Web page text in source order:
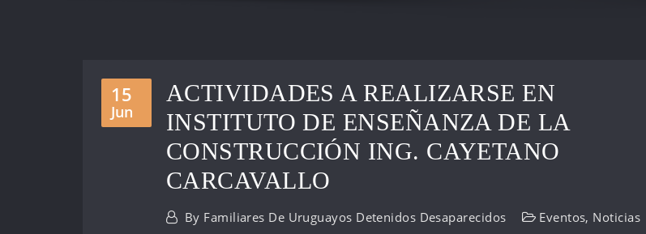
15
Jun
ACTIVIDADES A REALIZARSE EN
INSTITUTO DE ENSEÑANZA DE LA
CONSTRUCCIÓN ING. CAYETANO
CARCAVALLO
By Familiares De Uruguayos Detenidos Desaparecidos Eventos, Noticias